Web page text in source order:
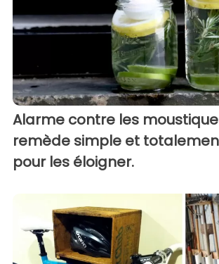
Alarme contre les
remède simple et
pour les éloigner.